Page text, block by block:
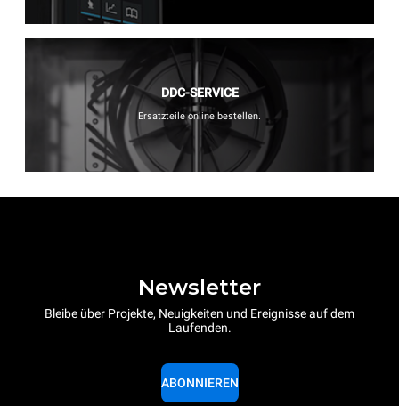
DDC-SERVICE
Ersatzteile online bestellen.
Newsletter
Bleibe über Projekte, Neuigkeiten und Ereignisse auf dem
Laufenden.
ABONNIEREN